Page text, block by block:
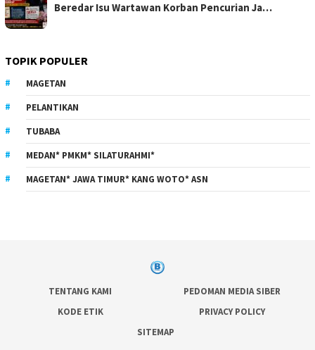
Beredar Isu Wartawan Korban Pencurian Ja…
TOPIK POPULER
MAGETAN
PELANTIKAN
TUBABA
MEDAN* PMKM* SILATURAHMI*
MAGETAN* JAWA TIMUR* KANG WOTO* ASN
TENTANG KAMI
PEDOMAN MEDIA SIBER
KODE ETIK
PRIVACY POLICY
SITEMAP